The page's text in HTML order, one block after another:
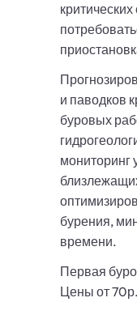
и паводков
буровых
мониторинг
бурения,
времени.
Первая
Цены от